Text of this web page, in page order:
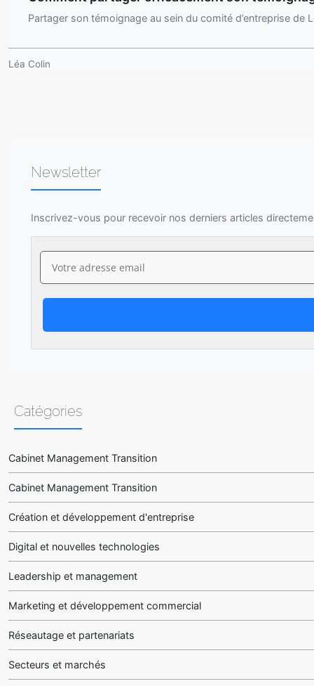
Partager son témoignage au sein du comité d’entreprise de
Léa Colin
Newsletter
Inscrivez-vous pour recevoir nos derniers articles
Catégories
Cabinet Management Transition
Cabinet Management Transition
Création et développement d'entreprise
Digital et nouvelles technologies
Leadership et management
Marketing et développement commercial
Réseautage et partenariats
Secteurs et marchés